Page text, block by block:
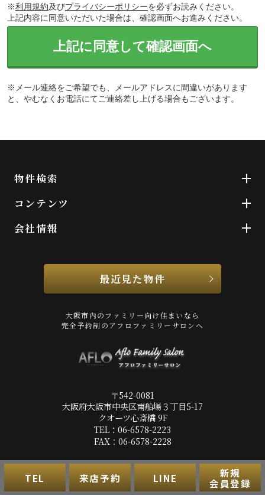
※利用規約及びプライバシーポリシーを必ずお読みください。
上記内容に同意いただいた場合は、確認画面へお進みください。
上記に同意して確認画面へ
※メール連絡をご希望でも、メールアドレスに間違いがあります
と、やむなくお電話にてご連絡差し上げる場合もございます。
物件検索
コンテンツ
会社情報
最近見た物件
大阪市内のファミリー向け住まいなら
完全予約制のアフロファミリーサロンへ
〒542-0081
大阪府大阪市中央区南船場３丁目5-17
クオーツ心斎橋 9F
TEL：06-6578-2223
FAX：06-6578-2228
プライバシーポリシー 利用規約 アクセスマップ
PCサイト
Copyright(c) 株式会社アフロ All Rights Reserved.
TEL 来店予約 LINE
新規
会員登録